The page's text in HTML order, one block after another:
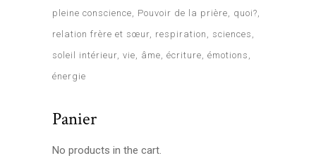
pleine conscience
Pouvoir de la prière
quoi?
relation frère et sœur respiration
sciences
soleil intérieur vie âme écriture émotions
énergie
Panier
No products in the cart.